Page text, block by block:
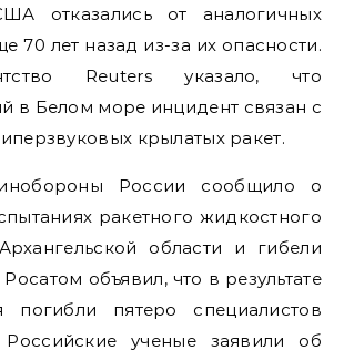
отказались от аналогичных
70 лет назад из-за их опасности.
Reuters указало, что
в Белом море инцидент связан с
крылатых ракет.
России сообщило о
ракетного жидкостного
области и гибели
объявил, что в результате
погибли пятеро специалистов
Российские ученые заявили об